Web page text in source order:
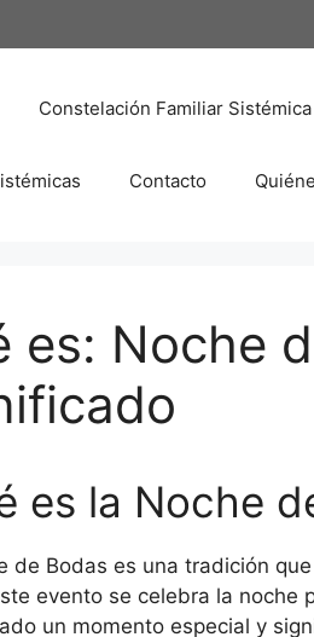
Constelación Familiar Sistémica
Contacto
es: Noche
es la Noche
de Bodas es una tradición
evento se celebra la noche
un momento especial y